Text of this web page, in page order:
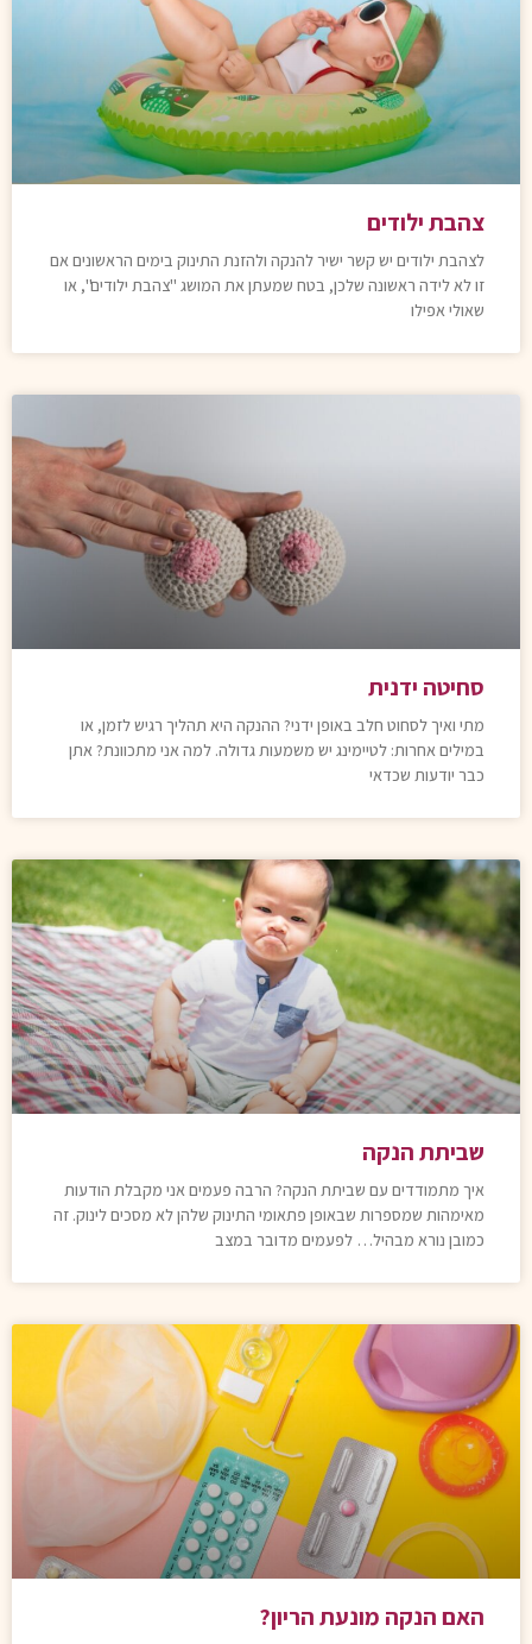
צהבת ילודים
לצהבת ילודים יש קשר ישיר להנקה ולהזנת התינוק בימים הראשונים אם
זו לא לידה ראשונה שלכן, בטח שמעתן את המושג "צהבת ילודים", או
שאולי אפילו
סחיטה ידנית
מתי ואיך לסחוט חלב באופן ידני? ההנקה היא תהליך רגיש לזמן, או
במילים אחרות: לטיימינג יש משמעות גדולה. למה אני מתכוונת? אתן
כבר יודעות שכדאי
שביתת הנקה
איך מתמודדים עם שביתת הנקה? הרבה פעמים אני מקבלת הודעות
מאימהות שמספרות שבאופן פתאומי התינוק שלהן לא מסכים לינוק. זה
כמובן נורא מבהיל… לפעמים מדובר במצב
האם הנקה מונעת הריון?